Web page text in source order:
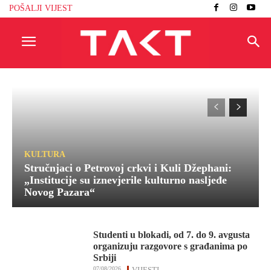
POŠALJI VIJEST
KULTURA
Stručnjaci o Petrovoj crkvi i Kuli Džephani:
„Institucije su iznevjerile kulturno nasljeđe
Novog Pazara“
Studenti u blokadi, od 7. do 9. avgusta
organizuju razgovore s građanima po
Srbiji
07/08/2026